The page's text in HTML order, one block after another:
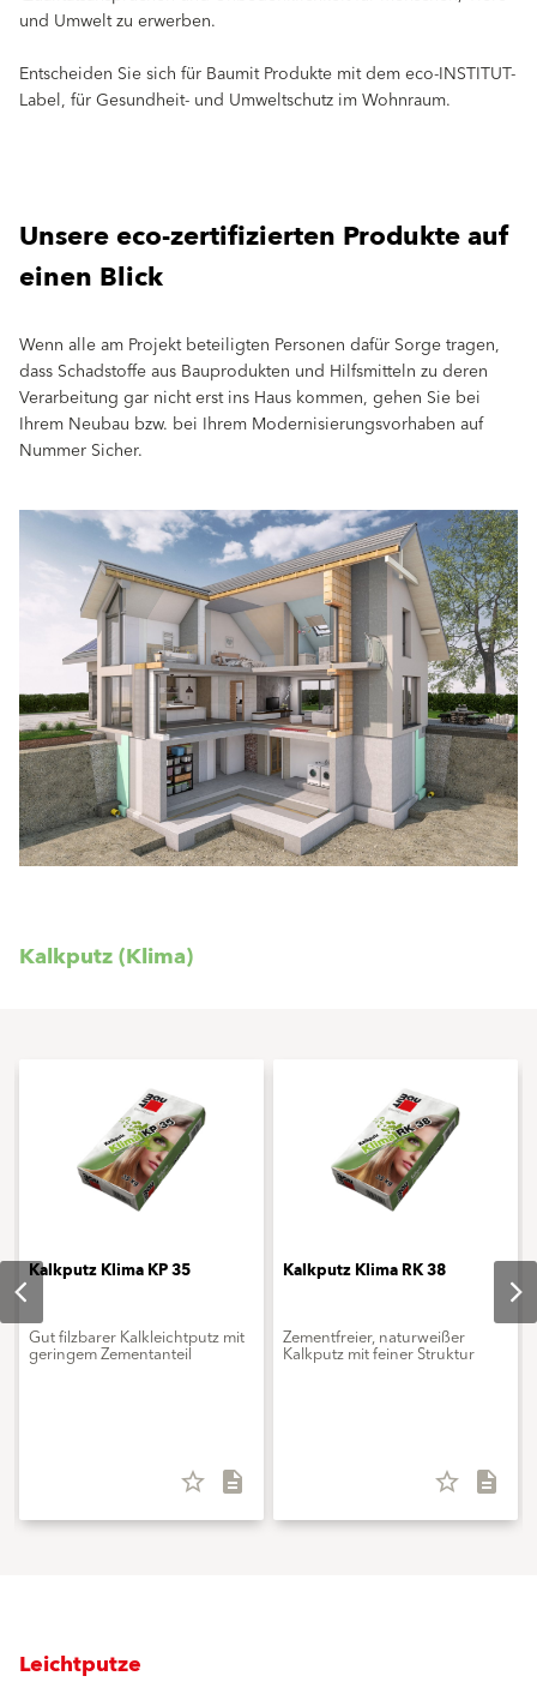
und Umwelt zu erwerben.
Entscheiden Sie sich für Baumit Produkte mit dem eco-INSTITUT-
Label, für Gesundheit- und Umweltschutz im Wohnraum.
Unsere eco-zertifizierten Produkte auf
einen Blick
Wenn alle am Projekt beteiligten Personen dafür Sorge tragen,
dass Schadstoffe aus Bauprodukten und Hilfsmitteln zu deren
Verarbeitung gar nicht erst ins Haus kommen, gehen Sie bei
Ihrem Neubau bzw. bei Ihrem Modernisierungsvorhaben auf
Nummer Sicher.
Kalkputz (Klima)
Kalkputz Klima KP 35
Gut filzbarer Kalkleichtputz mit
geringem Zementanteil
star_border description
Kalkputz Klima RK 38
Zementfreier, naturweißer
Kalkputz mit feiner Struktur
star_border description
Leichtputze